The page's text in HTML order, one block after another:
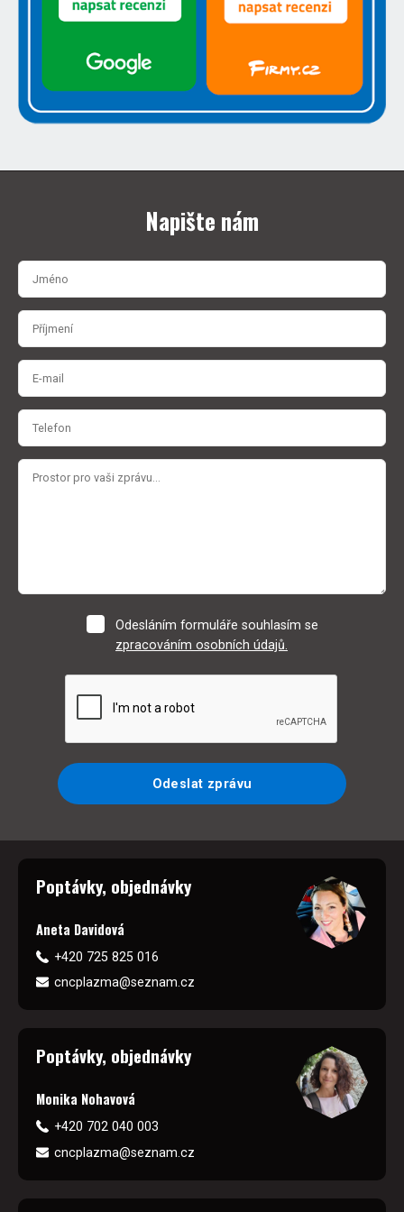
Napište nám
Odesláním formuláře souhlasím se
zpracováním osobních údajů.
Odeslat zprávu
Poptávky, objednávky
Aneta Davidová
+420 725 825 016
cncplazma@seznam.cz
Poptávky, objednávky
Monika Nohavová
+420 702 040 003
cncplazma@seznam.cz